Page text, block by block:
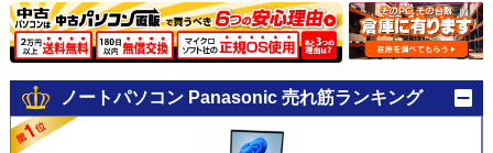
ノートパソコン Panasonic 売れ筋ランキング